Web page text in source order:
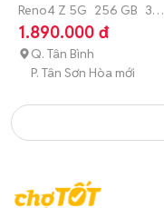
MỚI 100% MẠNH MẼ🔥
Reno4 Z 5G 256 GB 3
tháng
1.890.000 đ
Q. Tân Bình
P. Tân Sơn Hòa mới